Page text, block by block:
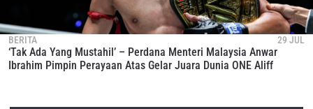
BERITA 29 JUL
‘Tak Ada Yang Mustahil’ – Perdana Menteri Malaysia Anwar
Ibrahim Pimpin Perayaan Atas Gelar Juara Dunia ONE Aliff